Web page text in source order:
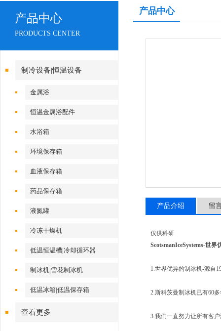
产品中心
PRODUCTS CENTER
制冷设备|恒温设备
金属浴
恒温金属浴配件
水浴箱
环境保存箱
血液保存箱
药品保存箱
液氮罐
冷冻干燥机
低温恒温槽|冷却循环器
制冰机|雪花制冰机
低温冰箱|低温保存箱
查看更多
产品中心
产品介绍 留
仅供科研
ScotsmanIceSystems-世
1.世界优异的制冰机-源自
2.斯科茨曼制冰机已有60
3.我们一直努力让所有客